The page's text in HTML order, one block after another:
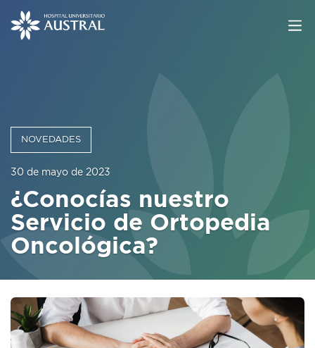
NOVEDADES
30 de mayo de 2023
¿Conocías nuestro
Servicio de Ortopedia
Oncológica?